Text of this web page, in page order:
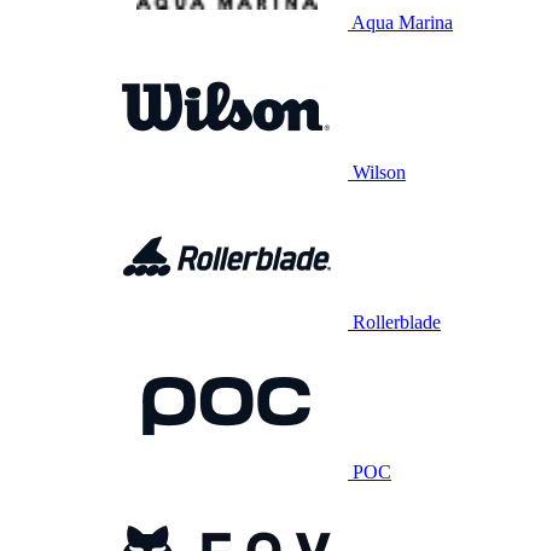
Aqua Marina
Wilson
Rollerblade
POC